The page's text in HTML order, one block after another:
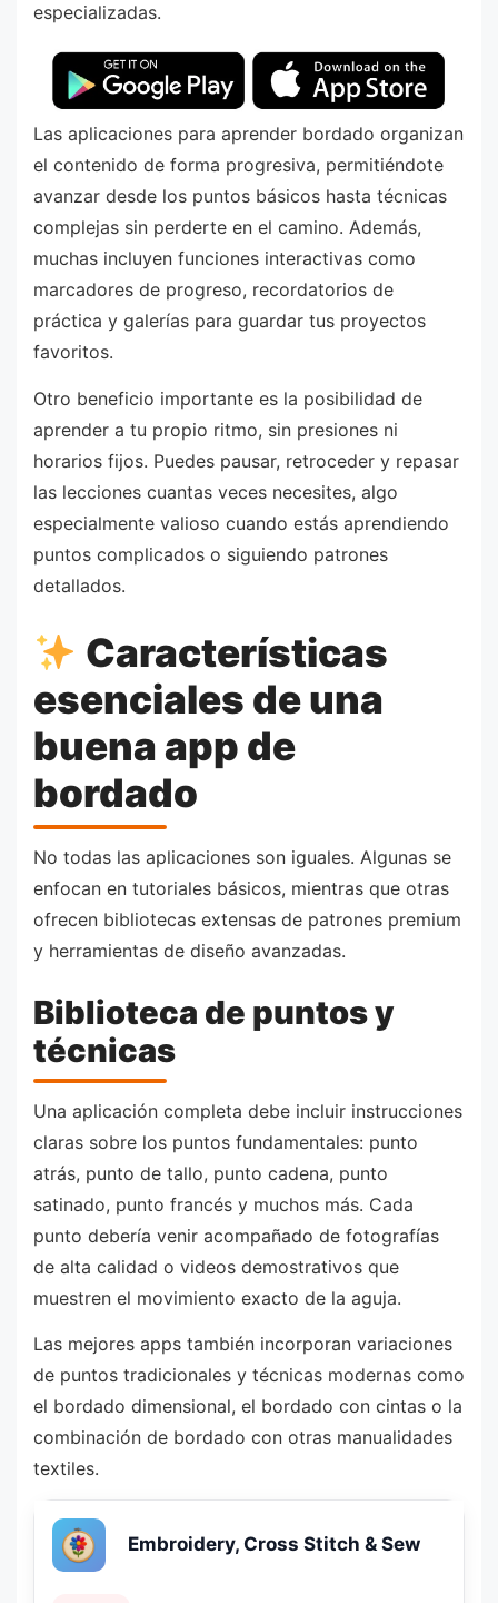
especializadas.
Las aplicaciones para aprender bordado organizan
el contenido de forma progresiva, permitiéndote
avanzar desde los puntos básicos hasta técnicas
complejas sin perderte en el camino. Además,
muchas incluyen funciones interactivas como
marcadores de progreso, recordatorios de
práctica y galerías para guardar tus proyectos
favoritos.
Otro beneficio importante es la posibilidad de
aprender a tu propio ritmo, sin presiones ni
horarios fijos. Puedes pausar, retroceder y repasar
las lecciones cuantas veces necesites, algo
especialmente valioso cuando estás aprendiendo
puntos complicados o siguiendo patrones
detallados.
Características
esenciales de una
buena app de
bordado
No todas las aplicaciones son iguales. Algunas se
enfocan en tutoriales básicos, mientras que otras
ofrecen bibliotecas extensas de patrones premium
y herramientas de diseño avanzadas.
Biblioteca de puntos y
técnicas
Una aplicación completa debe incluir instrucciones
claras sobre los puntos fundamentales: punto
atrás, punto de tallo, punto cadena, punto
satinado, punto francés y muchos más. Cada
punto debería venir acompañado de fotografías
de alta calidad o videos demostrativos que
muestren el movimiento exacto de la aguja.
Las mejores apps también incorporan variaciones
de puntos tradicionales y técnicas modernas como
el bordado dimensional, el bordado con cintas o la
combinación de bordado con otras manualidades
textiles.
Embroidery, Cross Stitch & Sew